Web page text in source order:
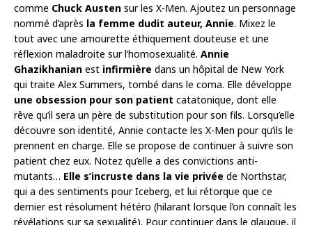
comme Chuck Austen sur les X-Men. Ajoutez un personnage
nommé d’après la femme dudit auteur, Annie. Mixez le
tout avec une amourette éthiquement douteuse et une
réflexion maladroite sur l’homosexualité. Annie
Ghazikhanian est infirmière dans un hôpital de New York
qui traite Alex Summers, tombé dans le coma. Elle développe
une obsession pour son patient catatonique, dont elle
rêve qu’il sera un père de substitution pour son fils. Lorsqu’elle
découvre son identité, Annie contacte les X-Men pour qu’ils le
prennent en charge. Elle se propose de continuer à suivre son
patient chez eux. Notez qu’elle a des convictions anti-
mutants… Elle s’incruste dans la vie privée de Northstar,
qui a des sentiments pour Iceberg, et lui rétorque que ce
dernier est résolument hétéro (hilarant lorsque l’on connaît les
révélations sur sa sexualité). Pour continuer dans le glauque, il